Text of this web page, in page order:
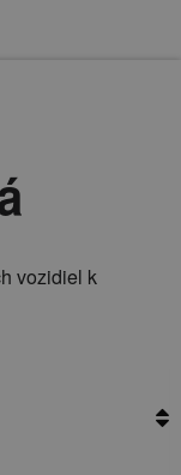
vozidiel k